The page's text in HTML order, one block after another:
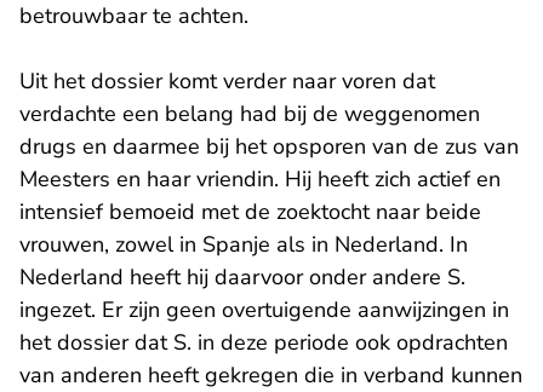
betrouwbaar te achten.
Uit het dossier komt verder naar voren dat
verdachte een belang had bij de weggenomen
drugs en daarmee bij het opsporen van de zus van
Meesters en haar vriendin. Hij heeft zich actief en
intensief bemoeid met de zoektocht naar beide
vrouwen, zowel in Spanje als in Nederland. In
Nederland heeft hij daarvoor onder andere S.
ingezet. Er zijn geen overtuigende aanwijzingen in
het dossier dat S. in deze periode ook opdrachten
van anderen heeft gekregen die in verband kunnen